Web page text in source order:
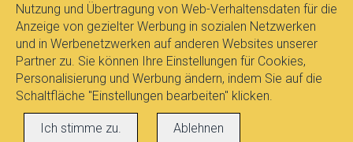
Alle Rechte vorbehalten © 2017
Nutzung und Übertragung von Web-Verhaltensdaten für die
Anzeige von gezielter Werbung in sozialen Netzwerken
und in Werbenetzwerken auf anderen Websites unserer
Partner zu. Sie können Ihre Einstellungen für Cookies,
Personalisierung und Werbung ändern, indem Sie auf die
Schaltfläche "Einstellungen bearbeiten" klicken.
Ich stimme zu. Ablehnen